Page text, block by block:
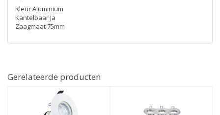
Kleur Aluminium
Kantelbaar Ja
Zaagmaat 75mm
Gerelateerde producten